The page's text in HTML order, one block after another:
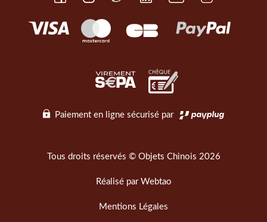
Paiement en ligne sécurisé par
Tous droits réservés © Objets Chinois 2026
Réalisé par Webtao
Mentions Légales